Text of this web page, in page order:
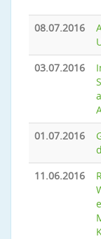
08.07.2016
03.07.2016
01.07.2016
11.06.2016